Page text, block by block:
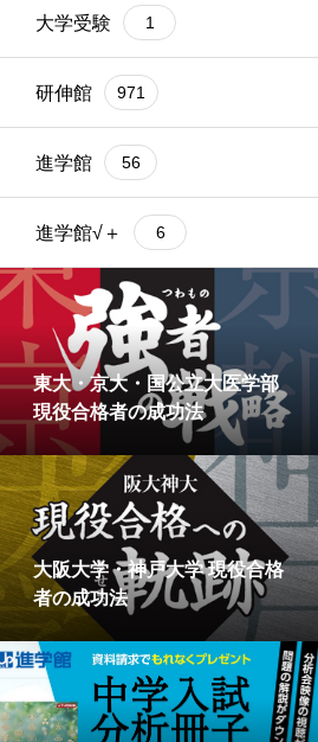
大学受験 1
研伸館 971
進学館 56
進学館√＋ 6
東大・京大・国公立大医学部
現役合格者の成功法
大阪大学・神戸大学 現役合格
者の成功法